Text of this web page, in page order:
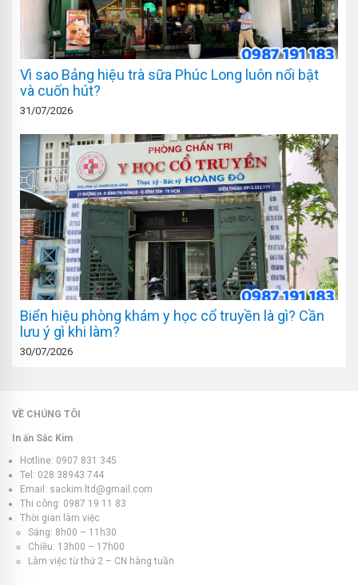
Vì sao Bảng hiệu trà sữa Phúc Long luôn nổi bật
và cuốn hút?
31/07/2026
Biển hiệu phòng khám y học cổ truyền là gì? Cần
lưu ý gì khi làm?
30/07/2026
VỀ CHÚNG TÔI
In ấn Sắc Kim
Hotline: 0907 831 345
Tel: 028 38943 744
Email: sackim.ltd@gmail.com
Thi công: 0987 19 11 83
Thời gian làm việc
Sáng: 8h00 – 11h30
Chiều: 13h00 – 17h00
Làm việc từ thứ 2 – CN hàng tuần